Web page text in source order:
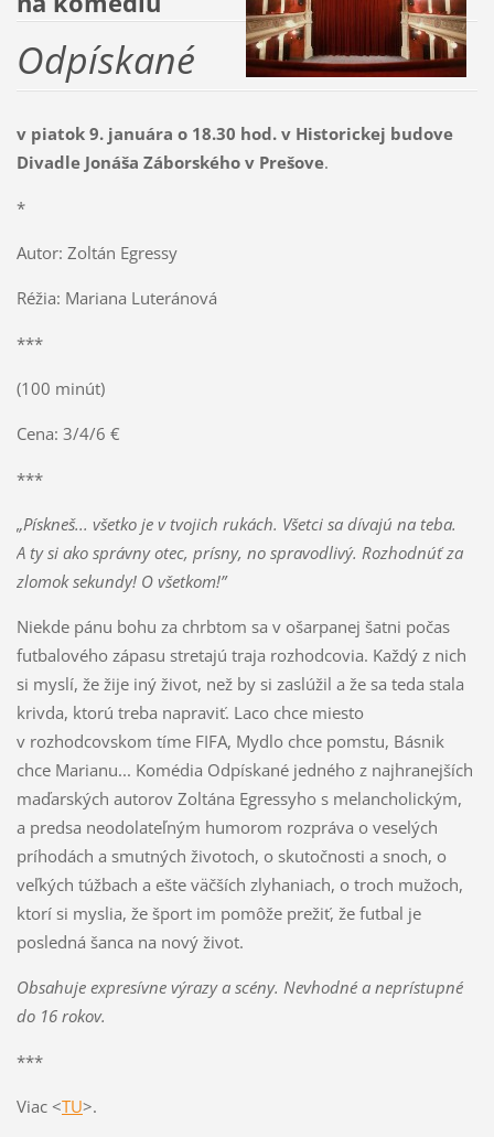
Odpískané
v piatok 9. januára o 18.30 hod. v Historickej budove
Divadle Jonáša Záborského v Prešove.
*
Autor: Zoltán Egressy
Réžia: Mariana Luteránová
***
(100 minút)
Cena: 3/4/6 €
***
„Pískneš... všetko je v tvojich rukách. Všetci sa dívajú na teba.
A ty si ako správny otec, prísny, no spravodlivý. Rozhodnúť za
zlomok sekundy! O všetkom!”
Niekde pánu bohu za chrbtom sa v ošarpanej šatni počas
futbalového zápasu stretajú traja rozhodcovia. Každý z nich
si myslí, že žije iný život, než by si zaslúžil a že sa teda stala
krivda, ktorú treba napraviť. Laco chce miesto
v rozhodcovskom tíme FIFA, Mydlo chce pomstu, Básnik
chce Marianu... Komédia Odpískané jedného z najhranejších
maďarských autorov Zoltána Egressyho s melancholickým,
a predsa neodolateľným humorom rozpráva o veselých
príhodách a smutných životoch, o skutočnosti a snoch, o
veľkých túžbach a ešte väčších zlyhaniach, o troch mužoch,
ktorí si myslia, že šport im pomôže prežiť, že futbal je
posledná šanca na nový život.
Obsahuje expresívne výrazy a scény. Nevhodné a neprístupné
do 16 rokov.
***
Viac <TU>.